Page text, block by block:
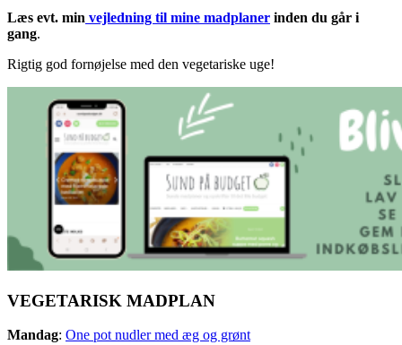
Læs evt. min vejledning til mine madplaner inden du går i
gang.
Rigtig god fornøjelse med den vegetariske uge!
VEGETARISK MADPLAN
Mandag: One pot nudler med æg og grønt